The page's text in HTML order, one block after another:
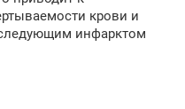
крови и
инфарктом